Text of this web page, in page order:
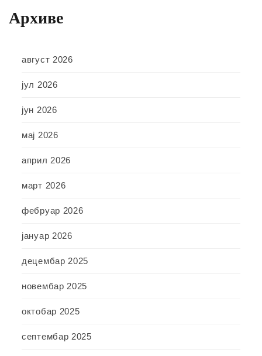
Архиве
август 2026
јул 2026
јун 2026
мај 2026
април 2026
март 2026
фебруар 2026
јануар 2026
децембар 2025
новембар 2025
октобар 2025
септембар 2025